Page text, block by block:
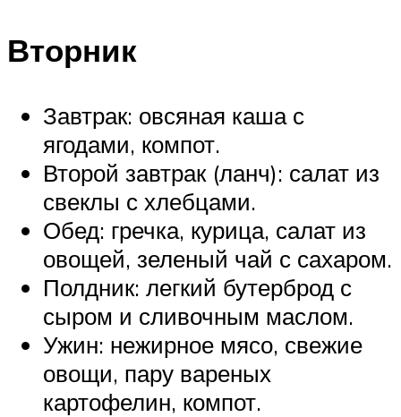
Вторник
Завтрак: овсяная каша с
ягодами, компот.
Второй завтрак (ланч): салат из
свеклы с хлебцами.
Обед: гречка, курица, салат из
овощей, зеленый чай с сахаром.
Полдник: легкий бутерброд с
сыром и сливочным маслом.
Ужин: нежирное мясо, свежие
овощи, пару вареных
картофелин, компот.